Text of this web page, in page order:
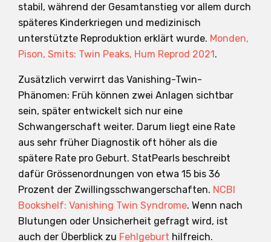
stabil, während der Gesamtanstieg vor allem durch
späteres Kinderkriegen und medizinisch
unterstützte Reproduktion erklärt wurde. Monden,
Pison, Smits: Twin Peaks, Hum Reprod 2021.
Zusätzlich verwirrt das Vanishing-Twin-
Phänomen: Früh können zwei Anlagen sichtbar
sein, später entwickelt sich nur eine
Schwangerschaft weiter. Darum liegt eine Rate
aus sehr früher Diagnostik oft höher als die
spätere Rate pro Geburt. StatPearls beschreibt
dafür Grössenordnungen von etwa 15 bis 36
Prozent der Zwillingsschwangerschaften. NCBI
Bookshelf: Vanishing Twin Syndrome. Wenn nach
Blutungen oder Unsicherheit gefragt wird, ist
auch der Überblick zu Fehlgeburt hilfreich.